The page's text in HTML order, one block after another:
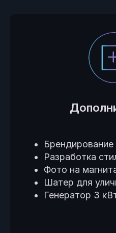
Брендирование
Разработка
Фото на
Шатер для
Генератор 3